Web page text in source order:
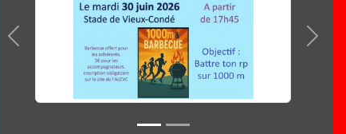
Précedent